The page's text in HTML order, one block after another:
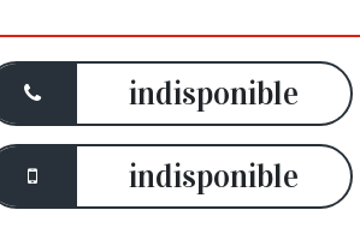
indisponible
indisponible